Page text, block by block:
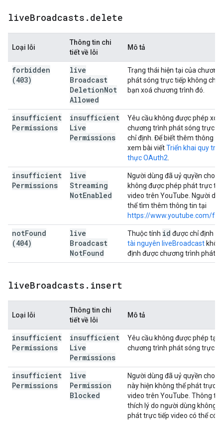
liveBroadcasts . delete
Loại lỗi
Thông tin chi
tiết về lỗi
Mô tả
forbidden
(403)
live
Broadcast
DeletionNot
Allowed
Trạng thái hiện tại của
phát sóng trực tiếp không cho
bạn xoá chương trình đó.
insufficient
Permissions
insufficient
Live
Permissions
Yêu cầu không được phép xoá
chương trình phát sóng trực
chỉ định. Để biết thêm thông
xem bài viếtTriển khai quy
thực OAuth2
insufficient
Permissions
live
Streaming
NotEnabled
Người dùng đã uỷ quyền cho
không được phép phát trực
video trên YouTube. Người
thể tìm thêm thông tin tại
https://www.youtube.com/
notFound
(404)
live
Broadcast
NotFound
Thuộc tính id được chỉ định
tài nguyên liveBroadcast
định được chương trình phát
liveBroadcasts . insert
Loại lỗi
Thông tin chi
tiết về lỗi
Mô tả
insufficient
Permissions
insufficient
Live
Permissions
Yêu cầu không được phép tạo
chương trình phát sóng trực
insufficient
Permissions
live
Permission
Blocked
Người dùng đã uỷ quyền cho
này hiện không thể phát trực
video trên YouTube. Thông tin
thích lý do người dùng không
phát trực tiếp video có thể có